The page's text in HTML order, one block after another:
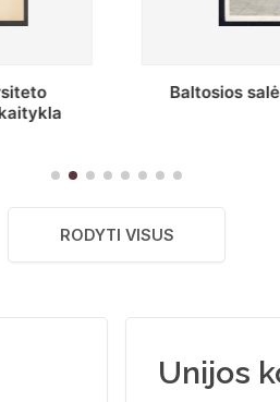
Stepono Batoro
RODYTI VISUS
Unijos